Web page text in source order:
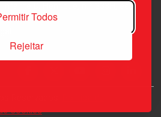
Todos
Rejeitar
Infante D. Henrique, n.º 333H, esc.
Cookies